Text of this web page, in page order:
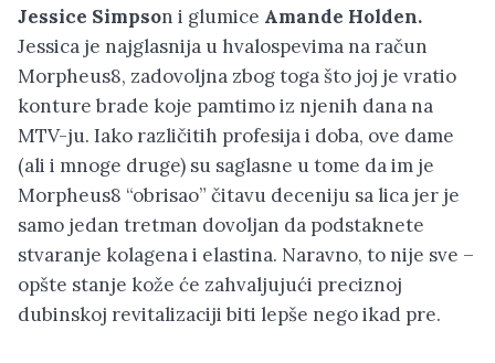
Jessice Simpson i glumice Amande Holden.
Jessica je najglasnija u hvalospevima na račun
Morpheus8, zadovoljna zbog toga što joj je vratio
konture brade koje pamtimo iz njenih dana na
MTV-ju. Iako različitih profesija i doba, ove dame
(ali i mnoge druge) su saglasne u tome da im je
Morpheus8 “obrisao” čitavu deceniju sa lica jer je
samo jedan tretman dovoljan da podstaknete
stvaranje kolagena i elastina. Naravno, to nije sve –
opšte stanje kože će zahvaljujući preciznoj
dubinskoj revitalizaciji biti lepše nego ikad pre.